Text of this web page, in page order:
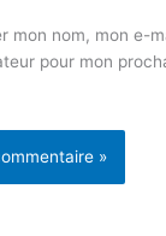
mon nom, mon e-
pour mon